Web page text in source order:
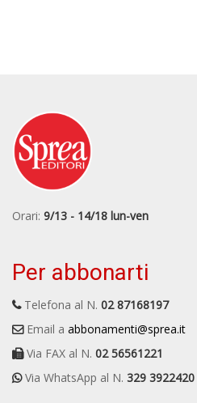
Orari: 9/13 - 14/18 lun-ven
Per abbonarti
Telefona al N. 02 87168197
Email a abbonamenti@sprea.it
Via FAX al N. 02 56561221
Via WhatsApp al N. 329 3922420